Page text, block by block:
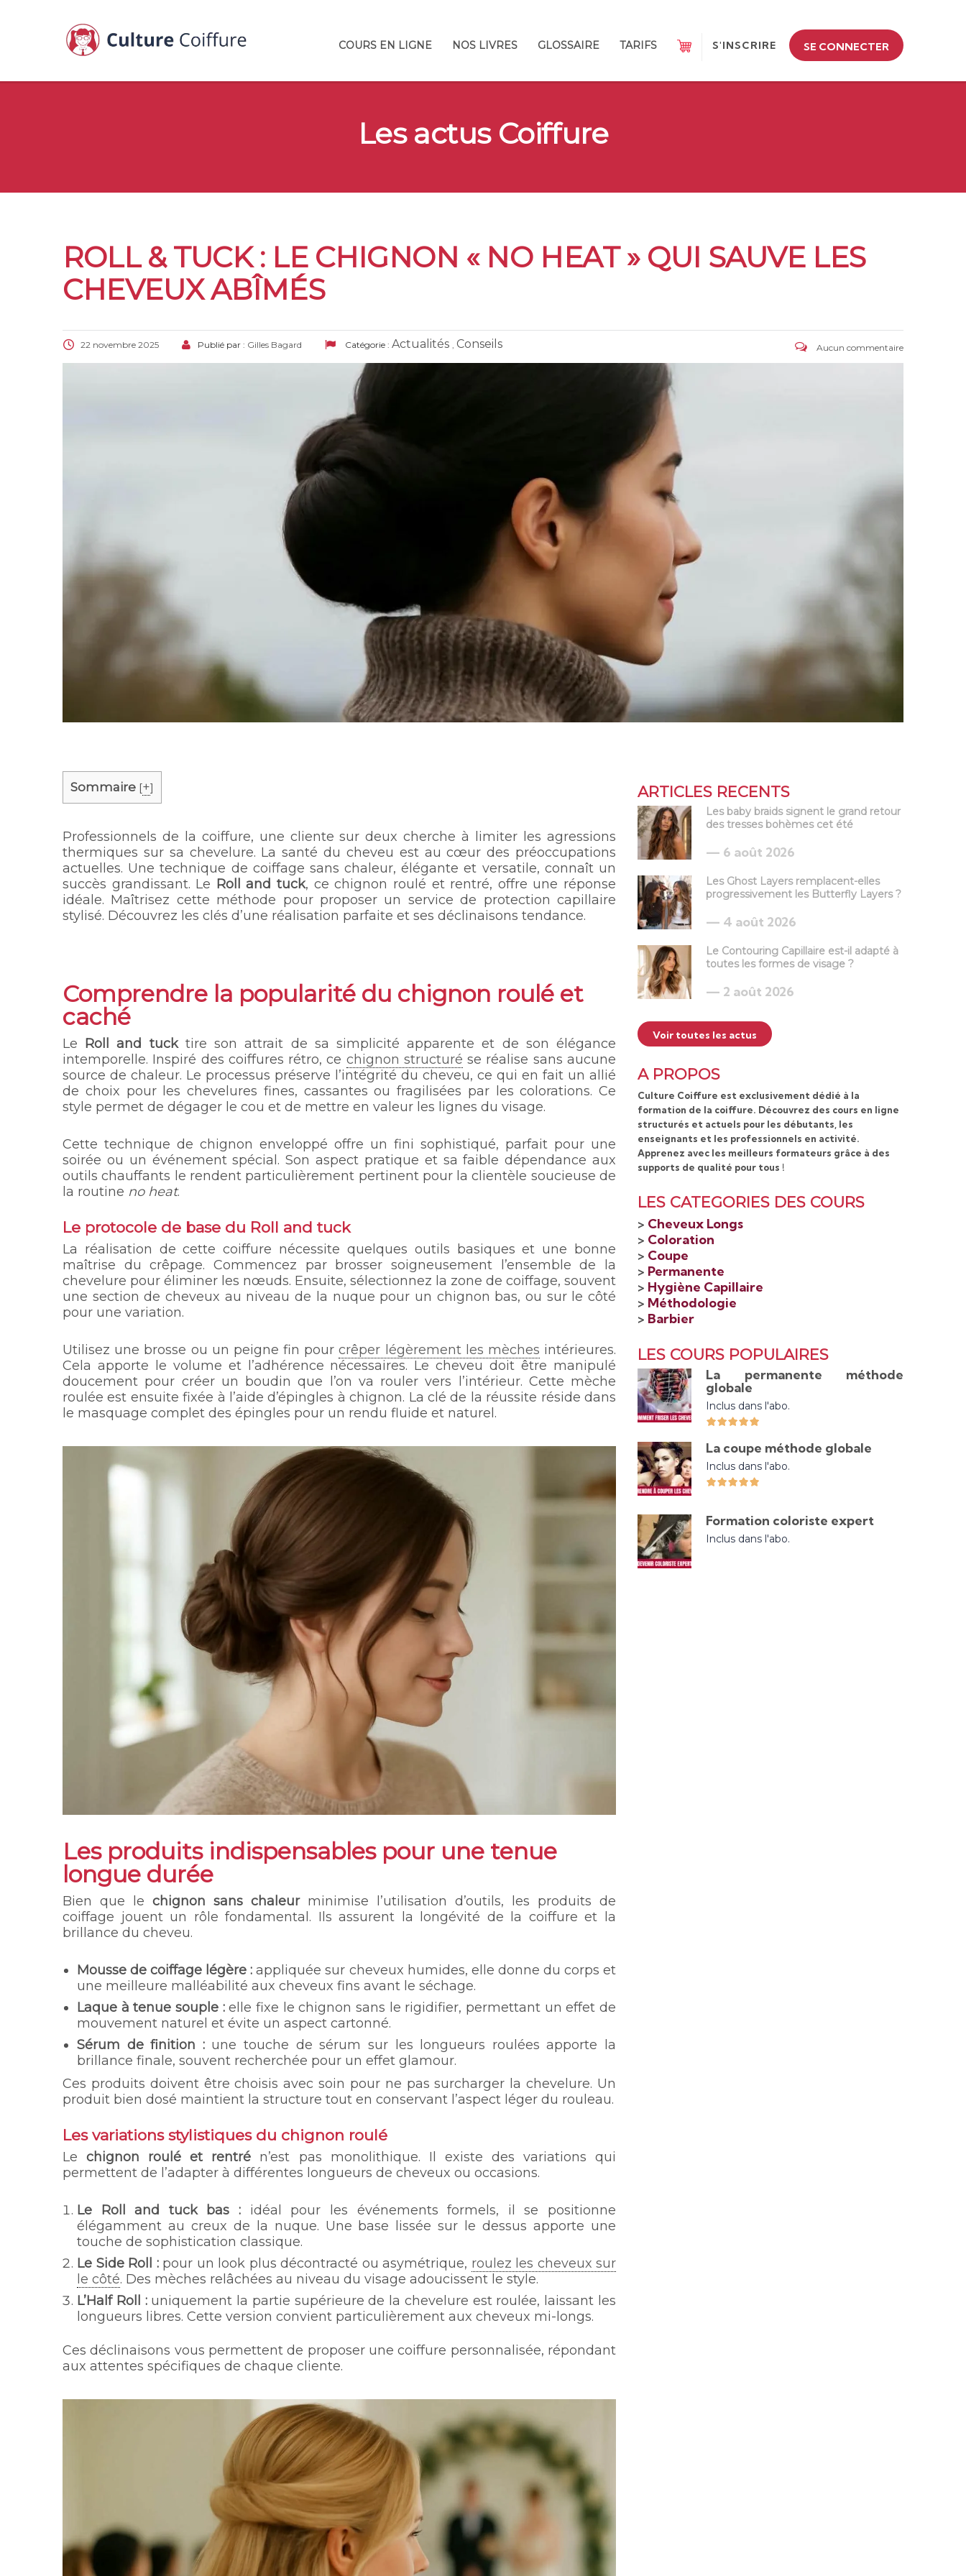
S'INSCRIRE SE CONNECTER
COURS EN LIGNE NOS LIVRES GLOSSAIRE TARIFS
Les actus Coiffure
ROLL & TUCK : LE CHIGNON « NO HEAT » QUI SAUVE LES
CHEVEUX ABÎMÉS
22 novembre 2025 Publié par : Gilles Bagard Catégorie : Actualités , Conseils Aucun commentaire
Sommaire [+]
Professionnels de la coiffure, une cliente sur deux cherche à limiter les agressions
thermiques sur sa chevelure. La santé du cheveu est au cœur des préoccupations
actuelles. Une technique de coiffage sans chaleur, élégante et versatile, connaît un
succès grandissant. Le Roll and tuck, ce chignon roulé et rentré, offre une réponse
idéale. Maîtrisez cette méthode pour proposer un service de protection capillaire
stylisé. Découvrez les clés d’une réalisation parfaite et ses déclinaisons tendance.
Comprendre la popularité du chignon roulé et
caché
Le Roll and tucktire son attrait de sa simplicité apparente et de son élégance
intemporelle. Inspiré des coiffures rétro, ce chignon structuré se réalise sans aucune
source de chaleur. Le processus préserve l’intégrité du cheveu, ce qui en fait un allié
de choix pour les chevelures fines, cassantes ou fragilisées par les colorations. Ce
style permet de dégager le cou et de mettre en valeur les lignes du visage.
Cette technique de chignon enveloppé offre un fini sophistiqué, parfait pour une
soirée ou un événement spécial. Son aspect pratique et sa faible dépendance aux
outils chauffants le rendent particulièrement pertinent pour la clientèle soucieuse de
la routine no heat.
Le protocole de base du Roll and tuck
La réalisation de cette coiffure nécessite quelques outils basiques et une bonne
maîtrise du crêpage. Commencez par brosser soigneusement l’ensemble de la
chevelure pour éliminer les nœuds. Ensuite, sélectionnez la zone de coiffage, souvent
une section de cheveux au niveau de la nuque pour un chignon bas, ou sur le côté
pour une variation.
Utilisez une brosse ou un peigne fin pourcrêper légèrement les mèches intérieures.
Cela apporte le volume et l’adhérence nécessaires. Le cheveu doit être manipulé
doucement pour créer un boudin que l’on va rouler vers l’intérieur. Cette mèche
roulée est ensuite fixée à l’aide d’épingles à chignon. La clé de la réussite réside dans
le masquage complet des épingles pour un rendu fluide et naturel.
Les produits indispensables pour une tenue
longue durée
Bien que le chignon sans chaleurminimise l’utilisation d’outils, les produits de
coiffage jouent un rôle fondamental. Ils assurent la longévité de la coiffure et la
brillance du cheveu.
Mousse de coiffage légère : appliquée sur cheveux humides, elle donne du corps et
une meilleure malléabilité aux cheveux fins avant le séchage.
Laque à tenue souple :elle fixe le chignon sans le rigidifier, permettant un effet de
mouvement naturel et évite un aspect cartonné.
Sérum de finition :une touche de sérum sur les longueurs roulées apporte la
brillance finale, souvent recherchée pour un effet glamour.
Ces produits doivent être choisis avec soin pour ne pas surcharger la chevelure. Un
produit bien dosé maintient la structure tout en conservant l’aspect léger du rouleau.
Les variations stylistiques du chignon roulé
Lechignon roulé et rentré n’est pas monolithique. Il existe des variations qui
permettent de l’adapter à différentes longueurs de cheveux ou occasions.
Le Roll and tuck bas : idéal pour les événements formels, il se positionne
élégamment au creux de la nuque. Une base lissée sur le dessus apporte une
touche de sophistication classique.
Le Side Roll :pour un look plus décontracté ou asymétrique, roulez les cheveux sur
le côté. Des mèches relâchées au niveau du visage adoucissent le style.
L’Half Roll :uniquement la partie supérieure de la chevelure est roulée, laissant les
longueurs libres. Cette version convient particulièrement aux cheveux mi-longs.
Ces déclinaisons vous permettent de proposer une coiffure personnalisée, répondant
aux attentes spécifiques de chaque cliente.
ARTICLES RECENTS
Les baby braids signent le grand retour
des tresses bohèmes cet été
6 août 2026
Les Ghost Layers remplacent-elles
progressivement les Butterfly Layers ?
4 août 2026
Le Contouring Capillaire est-il adapté à
toutes les formes de visage ?
2 août 2026
Voir toutes les actus
A PROPOS
Culture Coiffure est exclusivement dédié à la
formation de la coiffure. Découvrez des cours en ligne
structurés et actuels pour les débutants, les
enseignants et les professionnels en activité.
Apprenez avec les meilleurs formateurs grâce à des
supports de qualité pour tous !
LES CATEGORIES DES COURS
> Cheveux Longs
> Coloration
> Coupe
> Permanente
> Hygiène Capillaire
> Méthodologie
> Barbier
LES COURS POPULAIRES
La permanente méthode
globale
Inclus dans l'abo.
La coupe méthode globale
Inclus dans l'abo.
Formation coloriste expert
Inclus dans l'abo.